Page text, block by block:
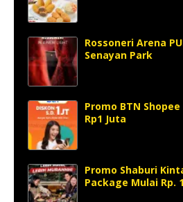
Rossoneri Arena
Senayan Park
Promo BTN
Rp1 Juta
Promo Shaburi
Package Mulai Rp.